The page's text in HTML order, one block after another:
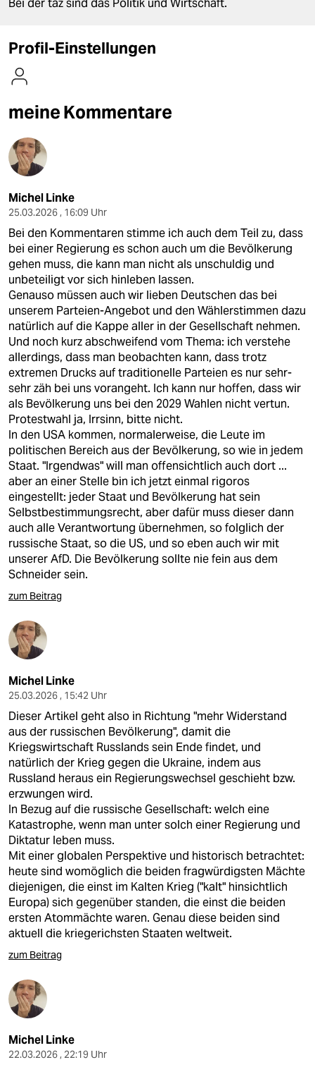
wahrheit
veranstaltungen
shop
fragen & hilfe
unterstützen
abo
genossenschaft
epaper login
Bei der taz sind das Politik und Wirtschaft.
Profil-Einstellungen
meine Kommentare
Michel Linke
25.03.2026 , 16:09 Uhr
Bei den Kommentaren stimme ich auch dem Teil zu, dass
bei einer Regierung es schon auch um die Bevölkerung
gehen muss, die kann man nicht als unschuldig und
unbeteiligt vor sich hinleben lassen.
Genauso müssen auch wir lieben Deutschen das bei
unserem Parteien-Angebot und den Wählerstimmen dazu
natürlich auf die Kappe aller in der Gesellschaft nehmen.
Und noch kurz abschweifend vom Thema: ich verstehe
allerdings, dass man beobachten kann, dass trotz
extremen Drucks auf traditionelle Parteien es nur sehr-
sehr zäh bei uns vorangeht. Ich kann nur hoffen, dass wir
als Bevölkerung uns bei den 2029 Wahlen nicht vertun.
Protestwahl ja, Irrsinn, bitte nicht.
In den USA kommen, normalerweise, die Leute im
politischen Bereich aus der Bevölkerung, so wie in jedem
Staat. "Irgendwas" will man offensichtlich auch dort ...
aber an einer Stelle bin ich jetzt einmal rigoros
eingestellt: jeder Staat und Bevölkerung hat sein
Selbstbestimmungsrecht, aber dafür muss dieser dann
auch alle Verantwortung übernehmen, so folglich der
russische Staat, so die US, und so eben auch wir mit
unserer AfD. Die Bevölkerung sollte nie fein aus dem
Schneider sein.
zum Beitrag
Michel Linke
25.03.2026 , 15:42 Uhr
Dieser Artikel geht also in Richtung "mehr Widerstand
aus der russischen Bevölkerung", damit die
Kriegswirtschaft Russlands sein Ende findet, und
natürlich der Krieg gegen die Ukraine, indem aus
Russland heraus ein Regierungswechsel geschieht bzw.
erzwungen wird.
In Bezug auf die russische Gesellschaft: welch eine
Katastrophe, wenn man unter solch einer Regierung und
Diktatur leben muss.
Mit einer globalen Perspektive und historisch betrachtet:
heute sind womöglich die beiden fragwürdigsten Mächte
diejenigen, die einst im Kalten Krieg ("kalt" hinsichtlich
Europa) sich gegenüber standen, die einst die beiden
ersten Atommächte waren. Genau diese beiden sind
aktuell die kriegerichsten Staaten weltweit.
zum Beitrag
Michel Linke
22.03.2026 , 22:19 Uhr